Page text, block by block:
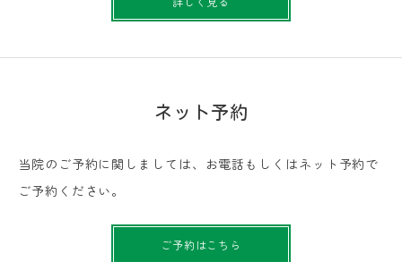
ネット予約
当院のご予約に関しましては、お電話もしくはネット予約で
ご予約ください。
ご予約はこちら